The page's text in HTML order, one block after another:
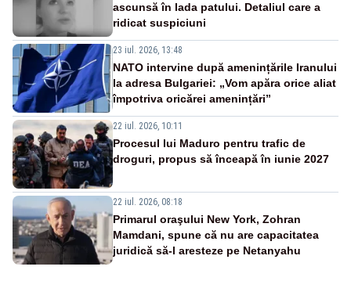
ascunsă în lada patului. Detaliul care a
ridicat suspiciuni
23 iul. 2026, 13:48
NATO intervine după amenințările Iranului
la adresa Bulgariei: „Vom apăra orice aliat
împotriva oricărei amenințări”
22 iul. 2026, 10:11
Procesul lui Maduro pentru trafic de
droguri, propus să înceapă în iunie 2027
22 iul. 2026, 08:18
Primarul oraşului New York, Zohran
Mamdani, spune că nu are capacitatea
juridică să-l aresteze pe Netanyahu